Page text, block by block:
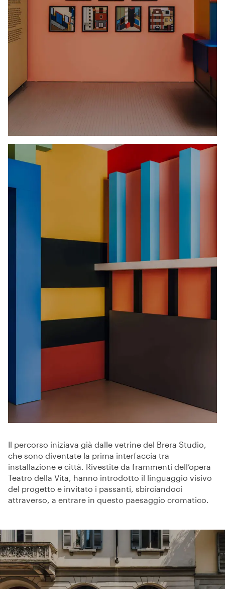
Il percorso iniziava già dalle vetrine del Brera Studio,
che sono diventate la prima interfaccia tra
installazione e città. Rivestite da frammenti dell’opera
Teatro della Vita, hanno introdotto il linguaggio visivo
del progetto e invitato i passanti, sbirciandoci
attraverso, a entrare in questo paesaggio cromatico.